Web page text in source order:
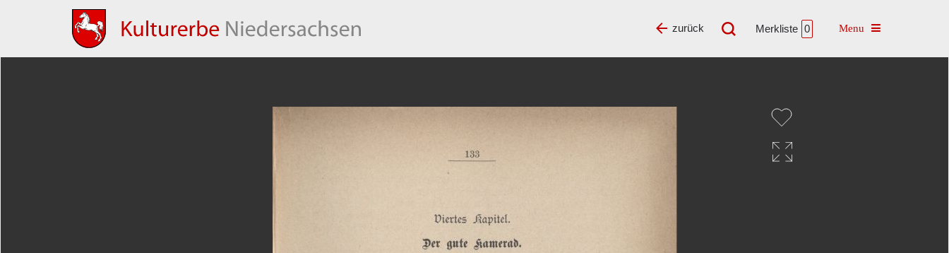
Merkliste 0 Toggle navigation
zurück